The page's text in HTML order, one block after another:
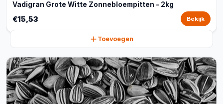
Vadigran Grote Witte Zonnebloempitten - 2kg
€15,53 Bekijk
Toevoegen